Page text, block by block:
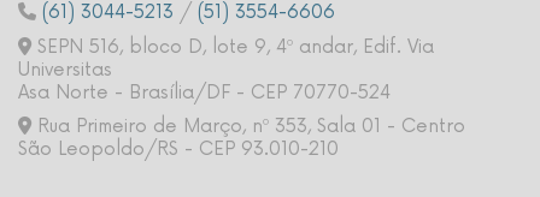
(61) 3044-5213 / (51) 3554-6606
SEPN 516, bloco D, lote 9, 4º andar, Edif. Via
Universitas
Asa Norte - Brasília/DF - CEP 70770-524
Rua Primeiro de Março, nº 353, Sala 01 - Centro
São Leopoldo/RS - CEP 93.010-210